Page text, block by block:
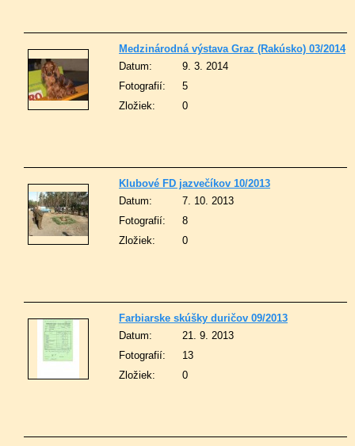
Medzinárodná výstava Graz (Rakúsko) 03/2014
Datum:
9. 3. 2014
Fotografií:
5
Zložiek:
0
Klubové FD jazvečíkov 10/2013
Datum:
7. 10. 2013
Fotografií:
8
Zložiek:
0
Farbiarske skúšky duričov 09/2013
Datum:
21. 9. 2013
Fotografií:
13
Zložiek:
0